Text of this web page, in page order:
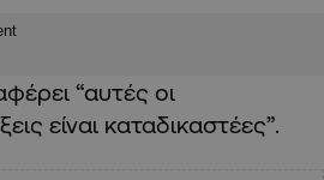
“αυτές οι
είναι καταδικαστέες”.